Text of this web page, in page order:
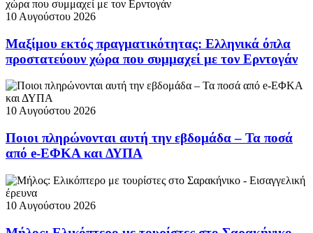
10 Αυγούστου 2026
Μαξίμου εκτός πραγματικότητας: Ελληνικά όπλα
προστατεύουν χώρα που συμμαχεί με τον Ερντογάν
10 Αυγούστου 2026
Ποιοι πληρώνονται αυτή την εβδομάδα – Τα ποσά
από e-ΕΦΚΑ και ΔΥΠΑ
10 Αυγούστου 2026